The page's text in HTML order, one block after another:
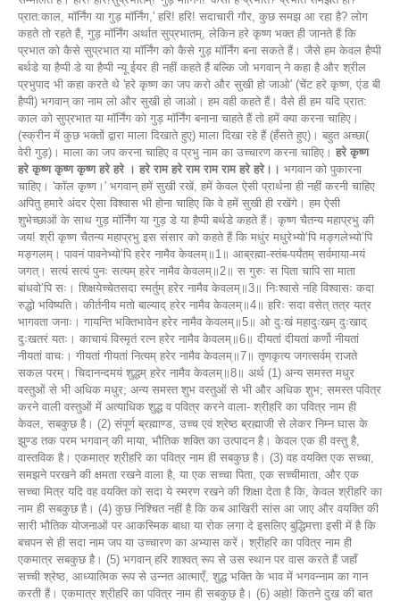
प्रात:काल, मॉर्निंग या गुड़ मॉर्निंग,' हरि! हरि! सदाचारी गौर, कुछ समझ आ रहा है? लोग
कहते तो रहते हैं, गुड़ मॉर्निंग अर्थात सुप्रभातम्, लेकिन हरे कृष्ण भक्त ही जानते हैं कि
प्रभात को कैसे सुप्रभात या मॉर्निंग को कैसे गुड़ मॉर्निंग बना सकते हैं। जैसे हम केवल हैप्पी
बर्थडे या हैप्पी डे या हैप्पी न्यू ईयर ही नहीं कहते हैं बल्कि जो भगवान् ने कहा है और श्रील
प्रभुपाद भी कहा करते थे 'हरे कृष्ण का जप करो और सुखी हो जाओ' (चेंट हरे कृष्ण, एंड बी
हैप्पी) भगवान् का नाम लो और सुखी हो जाओ। हम वही कहते हैं। वैसे ही हम यदि प्रात:
काल को सुप्रभात या मॉर्निंग को गुड़ मॉर्निंग बनाना चाहते हैं तो हमें क्या करना चाहिए।
(स्क्रीन में कुछ भक्तों द्वारा माला दिखाते हुए) माला दिखा रहे हैं (हँसते हुए)। बहुत अच्छा(
वेरी गुड़)। माला का जप करना चाहिए व प्रभु नाम का उच्चारण करना चाहिए। हरे कृष्ण
हरे कृष्ण कृष्ण कृष्ण हरे हरे । हरे राम हरे राम राम राम हरे हरे।। भगवान को पुकारना
चाहिए। 'कॉल कृष्ण।' भगवान् हमें सुखी रखें, हमें केवल ऐसी प्रार्थना ही नहीं करनी चाहिए
अपितु हमारे अंदर ऐसा विश्वास भी होना चाहिए कि वे हमें सुखी ही रखेंगे। हम ऐसी
शुभेच्छाओं के साथ गुड़ मॉर्निंग या गुड़ डे या हैप्पी बर्थडे कहते हैं। कृष्ण चैतन्य महाप्रभु की
जय! श्री कृष्ण चैतन्य महाप्रभु इस संसार को कहते हैं कि मधुंर मधुरेभ्यो’पि मङ्गलेभ्यो’पि
मङ्गलम्। पावनं पावनेभ्यो’पि हरेर नामैव केवलम्॥1॥ आब्रह्मा-स्तंब-पर्यंतम् सर्वमाया-मयं
जगत्। सत्यं सत्यं पुनः सत्यम् हरेर नामैव केवलम्॥2॥ स गुरुः स पिता चापि सा माता
बांधवो’पि सः। शिक्षयेच्चेतसदा स्मर्तुम् हरेर नामैव केवलम्॥3॥ निःश्वासे नहि विश्वासः कदा
रुद्धो भविष्यति। कीर्तनीय मतो बाल्याद् हरेर नामैव केवलम्॥4॥ हरिः सदा वसेत् तत्र यत्र
भागवता जनाः। गायन्ति भक्तिभावेन हरेर नामैव केवलम्॥5॥ ओ दुःखं महादुःखम् दुःखाद्
दुःखतरं यतः। काचायं विस्मृतं रत्न हरेर नामैव केवलम्॥6॥ दीयतां दीयतां कर्णो नीयतां
नीयतां वाचः। गीयतां गीयतां नित्यम् हरेर नामैव केवलम्॥7॥ तृणकृत्य जगत्सर्वम् राजते
सकल परम्। चिदानन्दमयं शुद्धम् हरेर नामैव केवलम्॥8॥ अर्थ (1) अन्य समस्त मधुर
वस्तुओं से भी अधिक मधुर; अन्य समस्त शुभ वस्तुओं से भी और अधिक शुभ; समस्त पवित्र
करने वाली वस्तुओं में अत्याधिक शुद्ध व पवित्र करने वाला- श्रीहरि का पवित्र नाम ही
केवल, सबकुछ है। (2) संपूर्ण ब्रह्माण्ड, उच्च एवं श्रेष्ठ ब्रह्माजी से लेकर निम्न घास के
झुण्ड तक परम भगवान् की माया, भौतिक शक्ति का उत्पादन है। केवल एक ही वस्तु है,
वास्तविक है। एकमात्र श्रीहरि का पवित्र नाम ही सबकुछ है। (3) वह वयक्ति एक सच्चा,
समझने परखने की क्षमता रखने वाला है, या एक सच्चा पिता, एक सच्चीमाता, और एक
सच्चा मित्र यदि वह वयक्ति को सदा ये स्मरण रखने की शिक्षा देता है कि, केवल श्रीहरि का
नाम ही सबकुछ है। (4) कुछ निश्चित नहीं है कि कब आखिरी सांस आ जाए और वयक्ति की
सारी भौतिक योजनाओं पर आकस्मिक बाधा या रोक लगा दे इसलिए बुद्धिमत्ता इसी में है कि
बचपन से ही सदा नाम जप या उच्चारण का अभ्यास करें। श्रीहरि का पवित्र नाम ही
एकमात्र सबकुछ है। (5) भगवान् हरि शाश्वत् रूप से उस स्थान पर वास करते हैं जहाँ
सच्ची श्रेष्ठ, आध्यात्मिक रूप से उन्नत आत्माएँ, शुद्ध भक्ति के भाव में भगवन्नाम का गान
करती हैं। एकमात्र श्रीहरि का पवित्र नाम ही सबकुछ है। (6) अहो! कितने दुख की बात